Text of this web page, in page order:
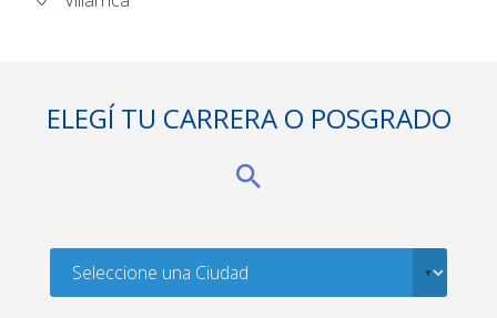
ELEGÍ TU CARRERA O POSGRADO